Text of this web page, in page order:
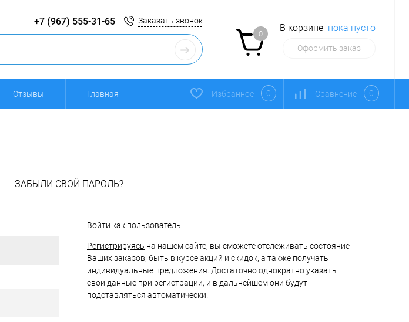
+7 (967) 555-31-65 Заказать звонок
0
В корзине пока пусто
Оформить заказ
Отзывы Главная Избранное 0 Сравнение 0
ЗАБЫЛИ СВОЙ ПАРОЛЬ?
Войти как пользователь
Регистрируясь на нашем сайте, вы сможете отслеживать состояние
Ваших заказов, быть в курсе акций и скидок, а также получать
индивидуальные предложения. Достаточно однократно указать
свои данные при регистрации, и в дальнейшем они будут
подставляться автоматически.